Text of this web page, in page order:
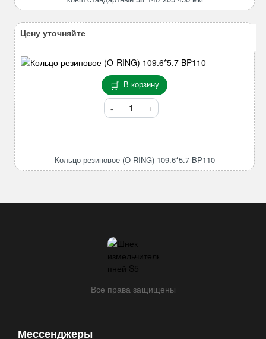
450
В корзину
Количество
товара
RING)
Кольцо резиновое (O-RING) 109.6*5.7 BP110
Цену уточняйте
Все права защищены
Мессенджеры